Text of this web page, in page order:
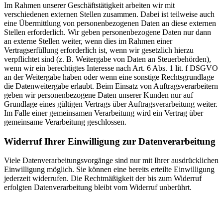
Im Rahmen unserer Geschäftstätigkeit arbeiten wir mit
verschiedenen externen Stellen zusammen. Dabei ist teilweise auch
eine Übermittlung von personenbezogenen Daten an diese externen
Stellen erforderlich. Wir geben personenbezogene Daten nur dann
an externe Stellen weiter, wenn dies im Rahmen einer
Vertragserfüllung erforderlich ist, wenn wir gesetzlich hierzu
verpflichtet sind (z. B. Weitergabe von Daten an Steuerbehörden),
wenn wir ein berechtigtes Interesse nach Art. 6 Abs. 1 lit. f DSGVO
an der Weitergabe haben oder wenn eine sonstige Rechtsgrundlage
die Datenweitergabe erlaubt. Beim Einsatz von Auftragsverarbeitern
geben wir personenbezogene Daten unserer Kunden nur auf
Grundlage eines gültigen Vertrags über Auftragsverarbeitung weiter.
Im Falle einer gemeinsamen Verarbeitung wird ein Vertrag über
gemeinsame Verarbeitung geschlossen.
Widerruf Ihrer Einwilligung zur Datenverarbeitung
Viele Datenverarbeitungsvorgänge sind nur mit Ihrer ausdrücklichen
Einwilligung möglich. Sie können eine bereits erteilte Einwilligung
jederzeit widerrufen. Die Rechtmäßigkeit der bis zum Widerruf
erfolgten Datenverarbeitung bleibt vom Widerruf unberührt.